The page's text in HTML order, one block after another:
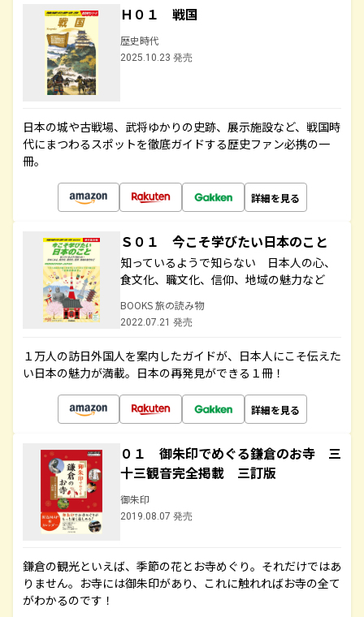
Ｈ０１ 戦国
歴史時代
2025.10.23 発売
日本の城や古戦場、武将ゆかりの史跡、展示施設など、戦国時
代にまつわるスポットを徹底ガイドする歴史ファン必携の一
冊。
詳細を見る
Ｓ０１ 今こそ学びたい日本のこと
知っているようで知らない 日本人の心、
食文化、職文化、信仰、地域の魅力など
BOOKS 旅の読み物
2022.07.21 発売
１万人の訪日外国人を案内したガイドが、日本人にこそ伝えた
い日本の魅力が満載。日本の再発見ができる１冊！
詳細を見る
０１ 御朱印でめぐる鎌倉のお寺 三
十三観音完全掲載 三訂版
御朱印
2019.08.07 発売
鎌倉の観光といえば、季節の花とお寺めぐり。それだけではあ
りません。お寺には御朱印があり、これに触れればお寺の全て
がわかるのです！